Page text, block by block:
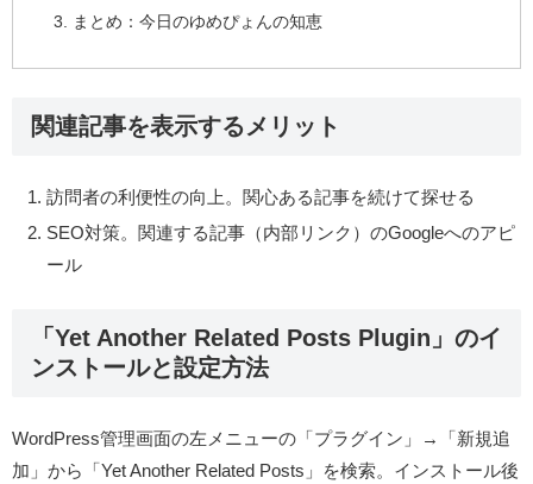
まとめ：今日のゆめぴょんの知恵
関連記事を表示するメリット
訪問者の利便性の向上。関心ある記事を続けて探せる
SEO対策。関連する記事（内部リンク）のGoogleへのアピ
ール
「Yet Another Related Posts Plugin」のイ
ンストールと設定方法
WordPress管理画面の左メニューの「プラグイン」→「新規追
加」から「Yet Another Related Posts」を検索。インストール後